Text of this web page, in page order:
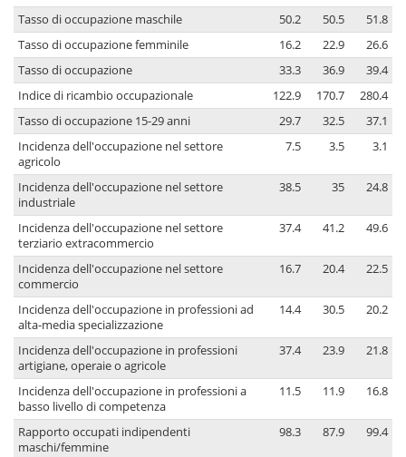
Tasso di occupazione maschile 50.2 50.5
51.8
Tasso di occupazione femminile
16.2 22.9
26.6
Tasso di occupazione
33.3 36.9
39.4
Indice di ricambio occupazionale
122.9 170.7
280.4
Tasso di occupazione 15-29 anni
29.7 32.5
37.1
Incidenza dell'occupazione nel settore
agricolo
7.5 3.5 3.1
Incidenza dell'occupazione nel settore
industriale
38.5 35 24.8
Incidenza dell'occupazione nel settore
terziario extracommercio
37.4 41.2 49.6
Incidenza dell'occupazione nel settore
commercio
16.7 20.4 22.5
Incidenza dell'occupazione in professioni ad
alta-media specializzazione
14.4 30.5 20.2
Incidenza dell'occupazione in professioni
artigiane, operaie o agricole
37.4 23.9 21.8
Incidenza dell'occupazione in professioni a
basso livello di competenza
11.5 11.9 16.8
Rapporto occupati indipendenti
maschi/femmine
98.3 87.9 99.4